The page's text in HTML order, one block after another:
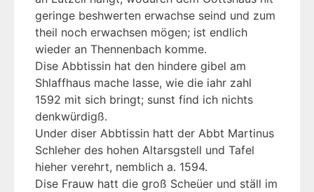
geringe beshwerten erwachse seind und zum
theil noch erwachsen mögen; ist endlich
wieder an Thennenbach komme.
Dise Abbtissin hat den hindere gibel am
Shlaffhaus mache lasse, wie die iahr zahl
1592 mit sich bringt; sunst find ich nichts
denkwürdigß.
Under diser Abbtissin hatt der Abbt Martinus
Schleher des hohen Altarsgstell und Tafel
hieher verehrt, nemblich a. 1594.
Dise Frauw hatt die groß Scheüer und ställ im